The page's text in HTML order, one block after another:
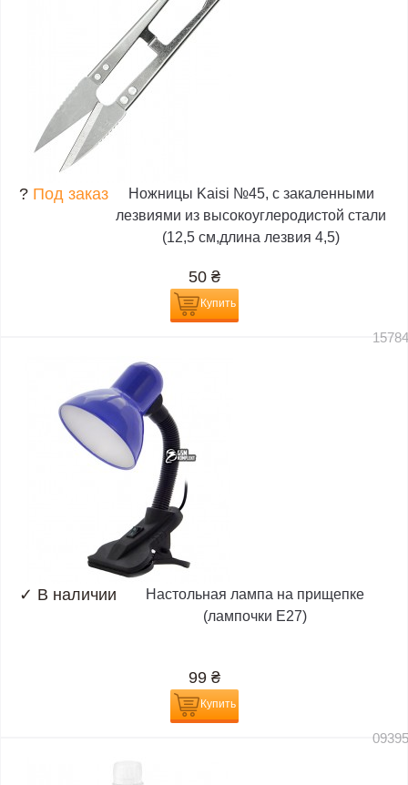
? Под заказ
Ножницы Kaisi №45, с закаленными
лезвиями из высокоуглеродистой стали
(12,5 см,длина лезвия 4,5)
50 ₴
Купить
✓ В наличии
Настольная лампа на прищепке
(лампочки E27)
99 ₴
Купить